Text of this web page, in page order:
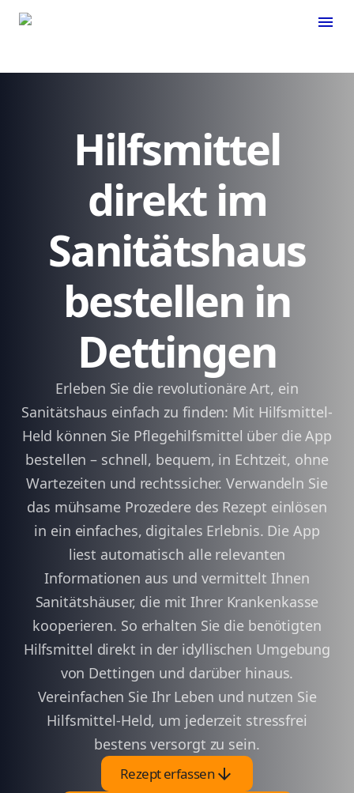
menu
Hilfsmittel
direkt im
Sanitätshaus
bestellen in
Dettingen
Erleben Sie die revolutionäre Art, ein
Sanitätshaus einfach zu finden: Mit Hilfsmittel-
Held können Sie Pflegehilfsmittel über die App
bestellen – schnell, bequem, in Echtzeit, ohne
Wartezeiten und rechtssicher. Verwandeln Sie
das mühsame Prozedere des Rezept einlösen
in ein einfaches, digitales Erlebnis. Die App
liest automatisch alle relevanten
Informationen aus und vermittelt Ihnen
Sanitätshäuser, die mit Ihrer Krankenkasse
kooperieren. So erhalten Sie die benötigten
Hilfsmittel direkt in der idyllischen Umgebung
von Dettingen und darüber hinaus.
Vereinfachen Sie Ihr Leben und nutzen Sie
Hilfsmittel-Held, um jederzeit stressfrei
bestens versorgt zu sein.
Rezept erfassenarrow_downward